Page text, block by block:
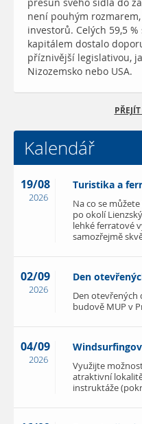
přesun svého sídla do
není pouhým
investorů. Celých 59,5
kapitálem dostalo
příznivější legislativou,
Nizozemsko nebo USA.
Kalendář
19/08
2026
Turistika a
Na co se
po okolí
lehké ferratové
samozřejmě
02/09
2026
Den
Den otevřených
budově MUP v
04/09
2026
Využijte
atraktivní
instruktáže